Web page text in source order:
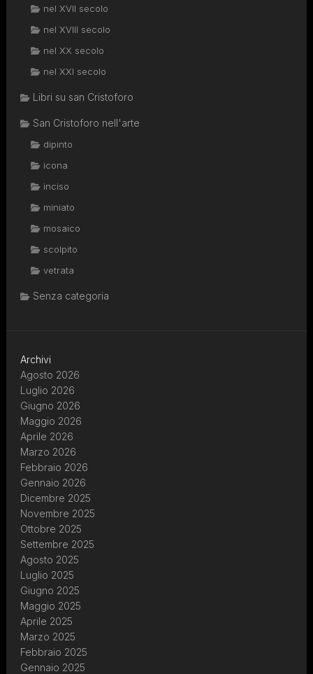
nel XVII secolo
nel XVIII secolo
nel XX secolo
nel XXI secolo
Libri su san Cristoforo
San Cristoforo nell'arte
dipinto
icona
inciso
miniato
mosaico
scolpito
vetrata
Senza categoria
Archivi
Agosto 2026
Luglio 2026
Giugno 2026
Maggio 2026
Aprile 2026
Marzo 2026
Febbraio 2026
Gennaio 2026
Dicembre 2025
Novembre 2025
Ottobre 2025
Settembre 2025
Agosto 2025
Luglio 2025
Giugno 2025
Maggio 2025
Aprile 2025
Marzo 2025
Febbraio 2025
Gennaio 2025